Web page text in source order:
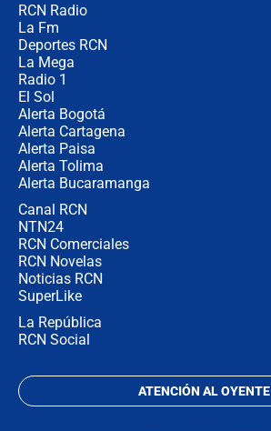
RCN Radio
La Fm
Deportes RCN
La Mega
Radio 1
El Sol
Alerta Bogotá
Alerta Cartagena
Alerta Paisa
Alerta Tolima
Alerta Bucaramanga
Canal RCN
NTN24
RCN Comerciales
RCN Novelas
Noticias RCN
SuperLike
La República
RCN Social
ATENCIÓN AL OYENTE